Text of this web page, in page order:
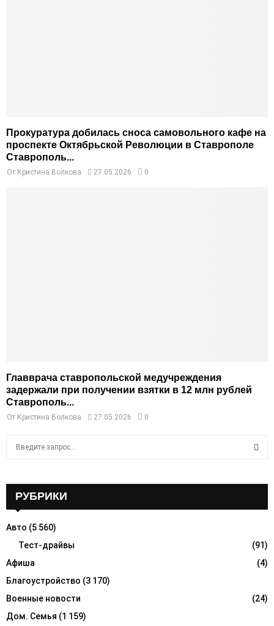
Прокуратура добилась сноса самовольного кафе на
проспекте Октябрьской Революции в Ставрополе
Ставрополь...
От Кристина Волкова 27.05.2026 0
Главврача ставропольской медучреждения
задержали при получении взятки в 12 млн рублей
Ставрополь...
От Кристина Волкова 27.05.2026 0
o
R
C
H
РУБРИКИ
Авто (5 560)
Тест-драйвы
(91)
Афиша
(4)
Благоустройство (3 170)
Военные новости
(24)
Дом. Семья (1 159)